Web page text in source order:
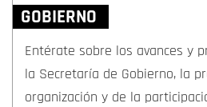
GOBIERNO
Entérate sobre los avances y
la Secretaría de Gobierno, la
organización y de la